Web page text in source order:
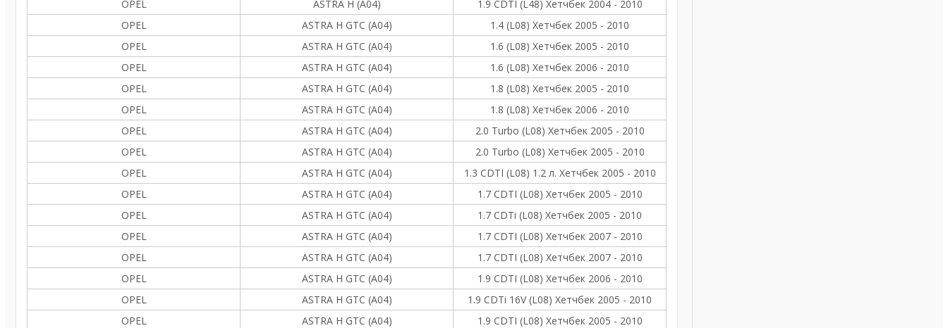
OPEL
ASTRA H (A04)
1.9 CDTI (L48) Хетчбек 2004 - 2010
OPEL
ASTRA H GTC (A04)
1.4 (L08) Хетчбек 2005 - 2010
OPEL
ASTRA H GTC (A04)
1.6 (L08) Хетчбек 2005 - 2010
OPEL
ASTRA H GTC (A04)
1.6 (L08) Хетчбек 2006 - 2010
OPEL
ASTRA H GTC (A04)
1.8 (L08) Хетчбек 2005 - 2010
OPEL
ASTRA H GTC (A04)
1.8 (L08) Хетчбек 2006 - 2010
OPEL
ASTRA H GTC (A04)
2.0 Turbo (L08) Хетчбек 2005 - 2010
OPEL
ASTRA H GTC (A04)
2.0 Turbo (L08) Хетчбек 2005 - 2010
OPEL
ASTRA H GTC (A04)
1.3 CDTI (L08) 1.2 л. Хетчбек 2005 - 2010
OPEL
ASTRA H GTC (A04)
1.7 CDTI (L08) Хетчбек 2005 - 2010
OPEL
ASTRA H GTC (A04)
1.7 CDTi (L08) Хетчбек 2005 - 2010
OPEL
ASTRA H GTC (A04)
1.7 CDTI (L08) Хетчбек 2007 - 2010
OPEL
ASTRA H GTC (A04)
1.7 CDTI (L08) Хетчбек 2007 - 2010
OPEL
ASTRA H GTC (A04)
1.9 CDTI (L08) Хетчбек 2006 - 2010
OPEL
ASTRA H GTC (A04)
1.9 CDTi 16V (L08) Хетчбек 2005 - 2010
OPEL
ASTRA H GTC (A04)
1.9 CDTI (L08) Хетчбек 2005 - 2010